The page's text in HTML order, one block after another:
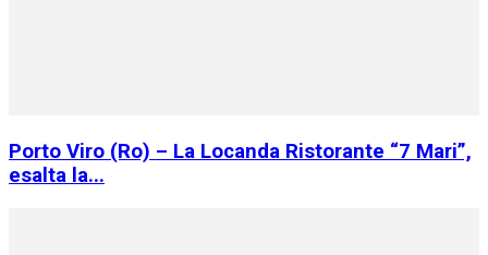
Porto Viro (Ro) – La Locanda Ristorante “7 Mari”,
esalta la...